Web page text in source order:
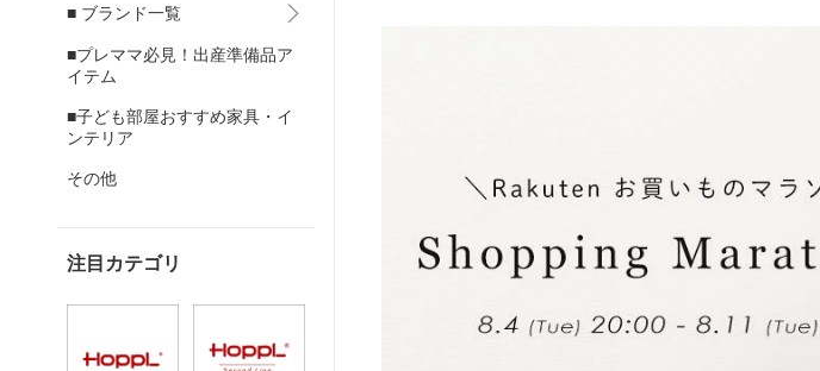
■ ブランド一覧
■プレママ必見！出産準備品ア
イテム
■子ども部屋おすすめ家具・イ
ンテリア
その他
注目カテゴリ